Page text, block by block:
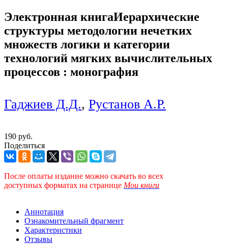
Электронная книгаИерархические
структуры методологии нечетких
множеств логики и категории
технологий мягких вычислительных
процессов : монография
Гаджиев Д.Д., Рустанов А.Р.
190 руб.
Поделиться
После оплаты издание можно скачать во всех
доступных форматах на странице Мои книги
Аннотация
Ознакомительный фрагмент
Характеристики
Отзывы